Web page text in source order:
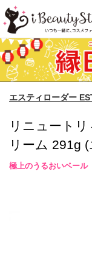
エスティローダー
リニュート
リーム 291g
極上のうるおいベール